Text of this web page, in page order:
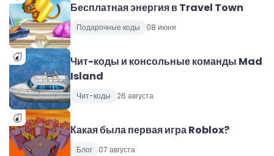
Бесплатная энергия в Travel Town
Подарочные коды 08 июня
Чит-коды и консольные команды Mad
Island
Чит-коды 26 августа
Какая была первая игра Roblox?
Блог 07 августа